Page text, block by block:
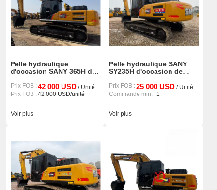
Pelle hydraulique
d'occasion SANY 365H de
Prix FOB :42 000 USD/ Unité
Prix FOB :42 000 USD/unité
Voir plus
Pelle hydraulique SANY
SY235H d'occasion de
Prix FOB :25 000 USD/ Unité
Commande min. : 1
Voir plus